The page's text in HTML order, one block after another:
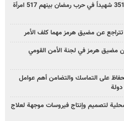
الطب العدلي الإيراني: 3519 شهيداً في حرب رمضان بينهم 517 امرأة
تتراجع عن مضيق هرمز مهما كلف الأمر
مضيق هرمز في لجنة الأمن القومي
الحفاظ على التماسك والتضامن أهم عوامل
دولة
لتصميم وإنتاج فيروسات موجهة لعلاج